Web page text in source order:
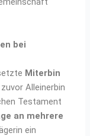
bei
Miterbin
Alleinerbin
Testament
an mehrere
ein